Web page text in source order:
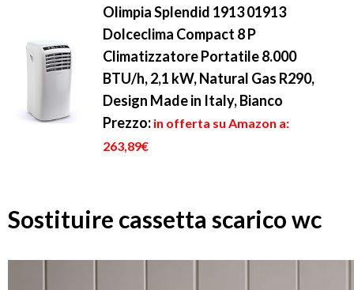
Olimpia Splendid 1913 01913
Dolceclima Compact 8 P
Climatizzatore Portatile 8.000
BTU/h, 2,1 kW, Natural Gas R290,
Design Made in Italy, Bianco
Prezzo: in offerta su Amazon a:
263,89€
Sostituire cassetta scarico wc